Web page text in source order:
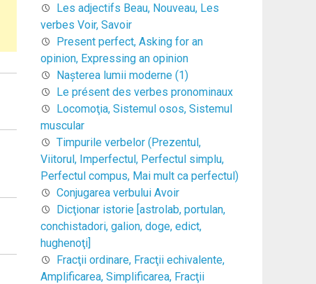
Les adjectifs Beau, Nouveau, Les
verbes Voir, Savoir
Present perfect, Asking for an
opinion, Expressing an opinion
Naşterea lumii moderne (1)
Le présent des verbes pronominaux
Locomoţia, Sistemul osos, Sistemul
muscular
Timpurile verbelor (Prezentul,
Viitorul, Imperfectul, Perfectul simplu,
Perfectul compus, Mai mult ca perfectul)
Conjugarea verbului Avoir
Dicţionar istorie [astrolab, portulan,
conchistadori, galion, doge, edict,
hughenoţi]
Fracţii ordinare, Fracţii echivalente,
Amplificarea, Simplificarea, Fracţii